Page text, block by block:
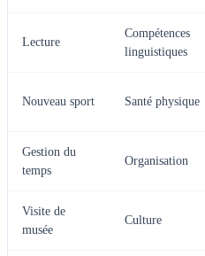
Lecture
Compétences
linguistiques
Nouveau sport Santé physique
Gestion du
temps
Organisation
Visite de
musée
Culture